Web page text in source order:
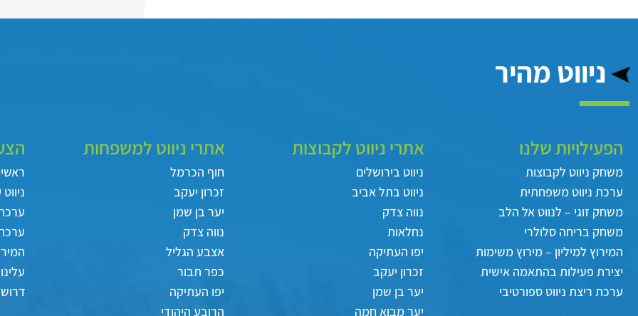
ניווט מהיר
הפעילויות שלנו
משחק ניווט לקבוצות
ערכת ניווט משפחתית
משחק זוגי – לנווט אל הלב
משחק בריחה סלולרי
המירוץ למיליון – מירוץ משימות
יצירת פעילות בהתאמה אישית
ערכת ריצת ניווט ספורטיבי
אתרי ניווט לקבוצות
ניווט בירושלים
ניווט בתל אביב
נווה צדק
נחלאות
יפו העתיקה
זכרון יעקב
יער בן שמן
יער מבוא חמה
אתרי ניווט למשפחות
חוף הכרמל
זכרון יעקב
יער בן שמן
נווה צדק
אצבע הגליל
כפר תבור
יפו העתיקה
הרובע היהודי
ראשי
עלינו